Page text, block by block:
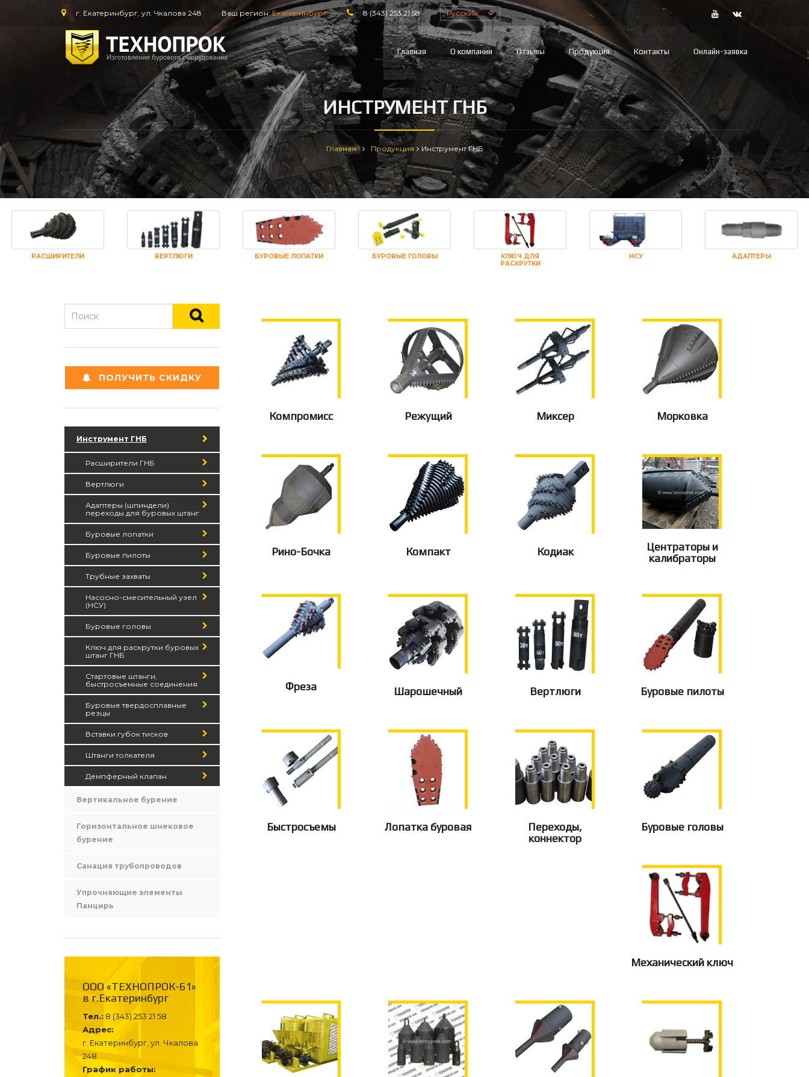
г. Екатеринбург, ул. Чкалова 248 Ваш регион:Екатеринбург 8 (343) 253 21 58 Русский
Главная О компании Отзывы Продукция Контакты Онлайн-заявка
ИНСТРУМЕНТ ГНБ
Главная Продукция Инструмент ГНБ
РАСШИРИТЕЛИ ВЕРТЛЮГИ БУРОВЫЕ ЛОПАТКИ БУРОВЫЕ ГОЛОВЫ
КЛЮЧ ДЛЯ
РАСКРУТКИ
НСУ АДАПТЕРЫ
Компромисс Режущий Миксер Морковка
Рино-Бочка Компакт Кодиак
Центраторы и
калибраторы
Фреза Шарошечный Вертлюги Буровые пилоты
Быстросъемы Лопатка буровая
Переходы,
коннектор
Буровые головы
Механический ключ
ПОЛУЧИТЬ СКИДКУ
Инструмент ГНБ
Расширители ГНБ
Вертлюги
Адаптеры (шпиндели)
переходы для буровых штанг
Буровые лопатки
Буровые пилоты
Трубные захваты
Насосно-смесительный узел
(НСУ)
Буровые головы
Ключ для раскрутки буровых
штанг ГНБ
Стартовые штанги,
быстросъемные соединения
Буровые твердосплавные
резцы
Вставки губок тисков
Штанги толкателя
Демпферный клапан
Вертикальное бурение
Горизонтальное шнековое
бурение
Санация трубопроводов
Упрочняющие элементы
Панцирь
ООО «ТЕХНОПРОК-61»
в г.Екатеринбург
Тел.: 8 (343) 253 21 58
Адрес:
г. Екатеринбург, ул. Чкалова
248
График работы: